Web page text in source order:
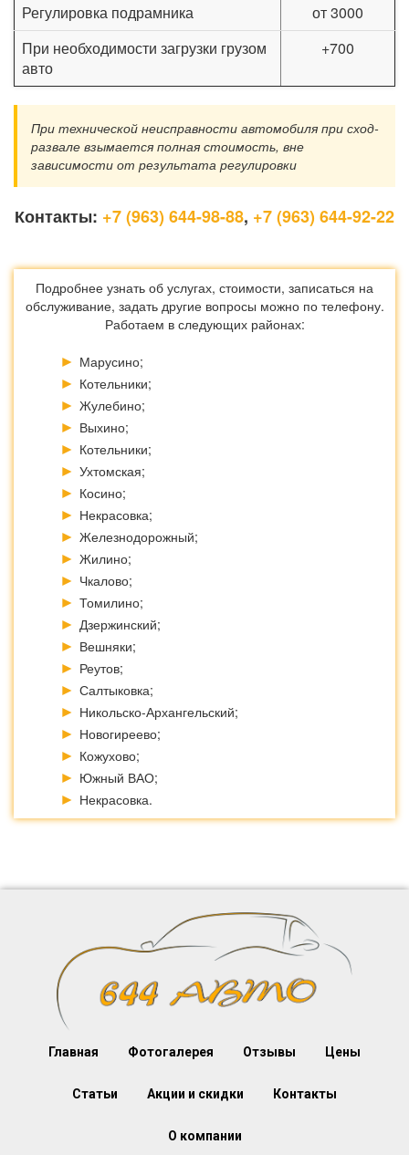
Регулировка подрамника
от 3000
При необходимости загрузки грузом
авто
+700
При технической неисправности автомобиля при сход-
развале взымается полная стоимость, вне
зависимости от результата регулировки
Контакты: +7 (963) 644-98-88, +7 (963) 644-92-22
Подробнее узнать об услугах, стоимости, записаться на
обслуживание, задать другие вопросы можно по телефону.
Работаем в следующих районах:
Марусино;
Котельники;
Жулебино;
Выхино;
Котельники;
Ухтомская;
Косино;
Некрасовка;
Железнодорожный;
Жилино;
Чкалово;
Томилино;
Дзержинский;
Вешняки;
Реутов;
Салтыковка;
Никольско-Архангельский;
Новогиреево;
Кожухово;
Южный ВАО;
Некрасовка.
Главная Фотогалерея Отзывы Цены
Статьи Акции и скидки Контакты
О компании